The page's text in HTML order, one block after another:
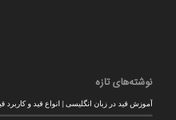
نوشته‌های تازه
آموزش قید در زبان انگلیسی | انواع قید و کاربرد